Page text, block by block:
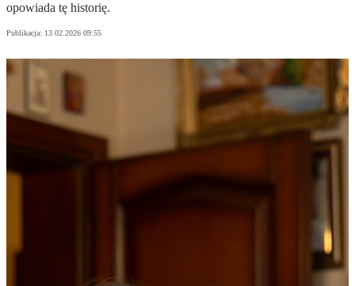
opowiada tę historię.
Publikacja: 13.02.2026 09:55